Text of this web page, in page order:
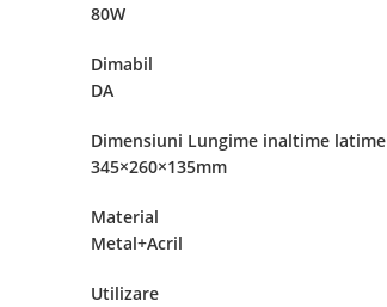
80W
Dimabil
DA
Dimensiuni Lungime inaltime latime
345×260×135mm
Material
Metal+Acril
Utilizare